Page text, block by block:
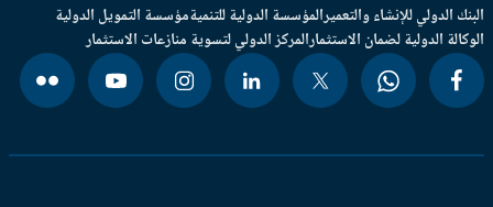
الدولي للإنشاء والتعميرالمؤسسة الدولية للتنميةمؤسسة التمويل الدولية
الدولية لضمان الاستثمارالمركز الدولي لتسوية منازعات الاستثمار